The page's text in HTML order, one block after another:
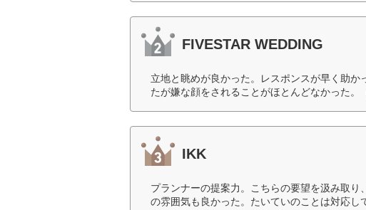
FIVESTAR WEDDING
立地と眺めが良かった。レスポンスが早く助
たが嫌な顔をされることがほとんどなかった。
IKK
プランナーの提案力。こちらの要望を汲み取
の雰囲気も良かった。たいていのことは対応し